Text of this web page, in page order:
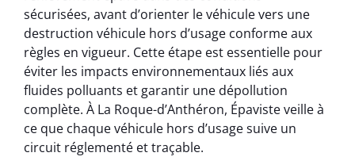
sécurisées, avant d’orienter le véhicule vers une
destruction véhicule hors d’usage conforme aux
règles en vigueur. Cette étape est essentielle pour
éviter les impacts environnementaux liés aux
fluides polluants et garantir une dépollution
complète. À La Roque-d’Anthéron, Épaviste veille à
ce que chaque véhicule hors d’usage suive un
circuit réglementé et traçable.